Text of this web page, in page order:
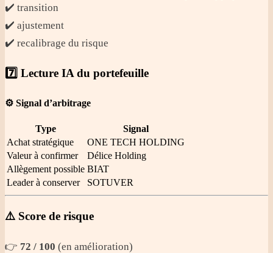
✔️ transition
✔️ ajustement
✔️ recalibrage du risque
7️⃣ Lecture IA du portefeuille
⚙️ Signal d’arbitrage
Type
Signal
Achat stratégique
ONE TECH HOLDING
Valeur à confirmer
Délice Holding
Allègement possible BIAT
Leader à conserver
SOTUVER
⚠️ Score de risque
👉 72 / 100 (en amélioration)